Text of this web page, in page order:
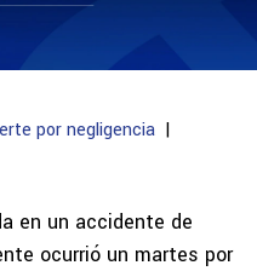
por negligencia |
en un accidente de
ocurrió un martes por